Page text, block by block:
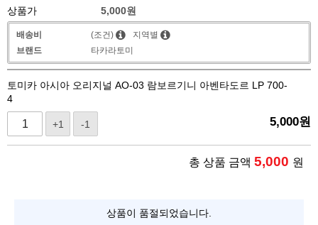
상품가
5,000원
배송비 (조건)
지역별
브랜드
타카라토미
토미카 아시아 오리지널 AO-03 람보르기니 아벤타도르 LP 700-
4
+1 -1 5,000원
총 상품 금액 5,000 원
상품이 품절되었습니다.